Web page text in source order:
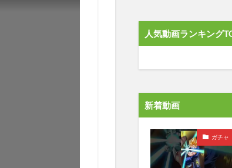
人気動画ランキング
新着動画
ガチャ